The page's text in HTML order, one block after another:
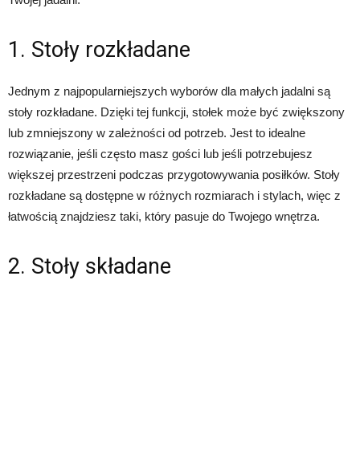
1. Stoły rozkładane
Jednym z najpopularniejszych wyborów dla małych jadalni są
stoły rozkładane. Dzięki tej funkcji, stołek może być zwiększony
lub zmniejszony w zależności od potrzeb. Jest to idealne
rozwiązanie, jeśli często masz gości lub jeśli potrzebujesz
większej przestrzeni podczas przygotowywania posiłków. Stoły
rozkładane są dostępne w różnych rozmiarach i stylach, więc z
łatwością znajdziesz taki, który pasuje do Twojego wnętrza.
2. Stoły składane